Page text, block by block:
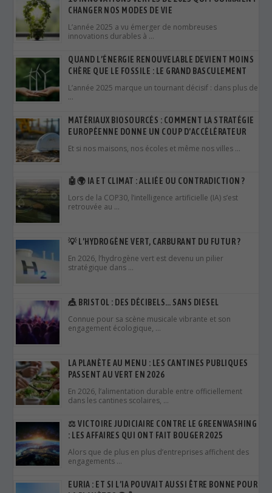
L’année 2025 marque un tournant décisif : dans plus de
…
MATÉRIAUX BIOSOURCÉS : COMMENT LA STRATÉGIE
Et si nos maisons, nos écoles et même nos villes …
🤖🌍 IA ET CLIMAT : ALLIÉE OU CONTRADICTION ?
Lors de la COP30, l’intelligence artificielle (IA) s’est
retrouvée au …
En 2026, l’hydrogène vert est devenu un pilier
stratégique dans …
Connue pour sa scène musicale vibrante et son
engagement écologique, …
dans les cantines scolaires, …
Alors que de plus en plus d’entreprises affichent des
engagements …
EURIA : ET SI L’IA POUVAIT AUSSI ÊTRE BONNE POUR
À l’heure où l’intelligence artificielle est souvent
associée à une …
RECORD D’APPROBATIONS DE PROJETS
LEÇONS POUR L’EUROPE ?